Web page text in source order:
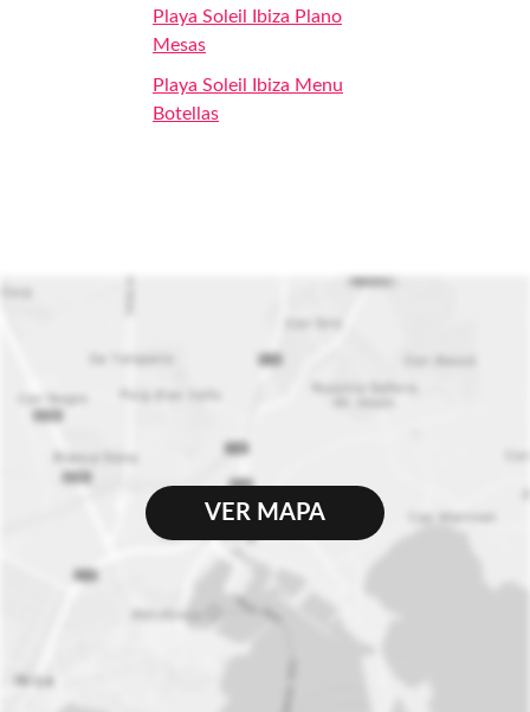
Playa Soleil Ibiza Plano
Mesas
Playa Soleil Ibiza Menu
Botellas
VER MAPA